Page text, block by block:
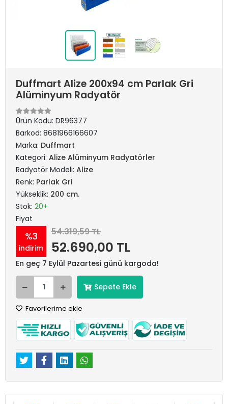
Duffmart Alize 200x94 cm Parlak Gri
Alüminyum Radyatör
Ürün Kodu: DR96377
Barkod: 8681966166607
Marka: Duffmart
Kategori: Alize Alüminyum Radyatörler
Radyatör Modeli: Alize
Renk: Parlak Gri
Yükseklik: 200 cm.
Stok: 20+
Fiyat
%3
indirim
54.319,59 TL
52.690,00 TL
En geç 7 Eylül Pazartesi günü kargoda!
Sepete Ekle
Favorilerime ekle